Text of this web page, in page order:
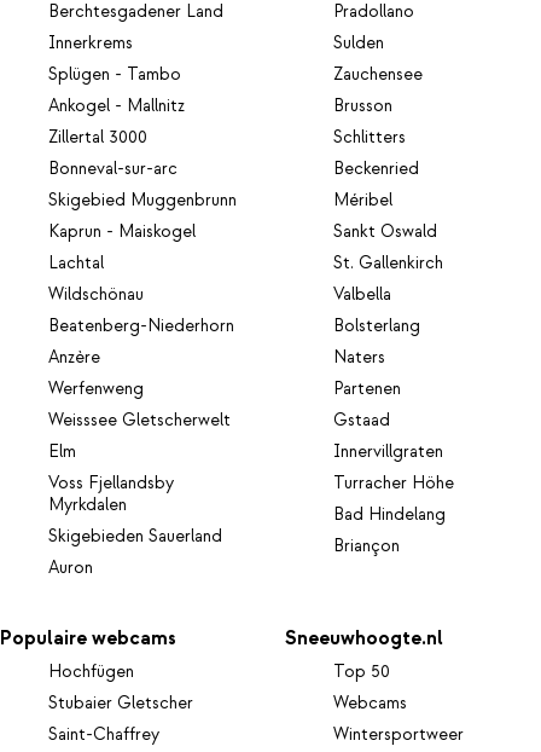
Berchtesgadener Land
Innerkrems
Splügen - Tambo
Ankogel - Mallnitz
Zillertal 3000
Bonneval-sur-arc
Skigebied Muggenbrunn
Kaprun - Maiskogel
Lachtal
Wildschönau
Beatenberg-Niederhorn
Anzère
Werfenweng
Weisssee Gletscherwelt
Elm
Voss Fjellandsby
Myrkdalen
Skigebieden Sauerland
Auron
Pradollano
Sulden
Zauchensee
Brusson
Schlitters
Beckenried
Méribel
Sankt Oswald
St. Gallenkirch
Valbella
Bolsterlang
Naters
Partenen
Gstaad
Innervillgraten
Turracher Höhe
Bad Hindelang
Briançon
Populaire webcams
Hochfügen
Stubaier Gletscher
Saint-Chaffrey
Sneeuwhoogte.nl
Top 50
Webcams
Wintersportweer